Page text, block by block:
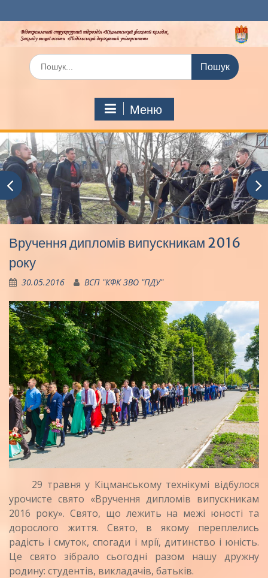
до
вмісту
Шукати:
Меню
Вручення дипломів випускникам 2016
року
30.05.2016 ВСП "КФК ЗВО "ПДУ"
29 травня у Кіцманському технікумі відбулося
урочисте свято «Вручення дипломів випускникам
2016 року». Свято, що лежить на межі юності та
дорослого життя. Свято, в якому переплелись
радість і смуток, спогади і мрії, дитинство і юність.
Це свято зібрало сьогодні разом нашу дружну
родину: студентів, викладачів, батьків.